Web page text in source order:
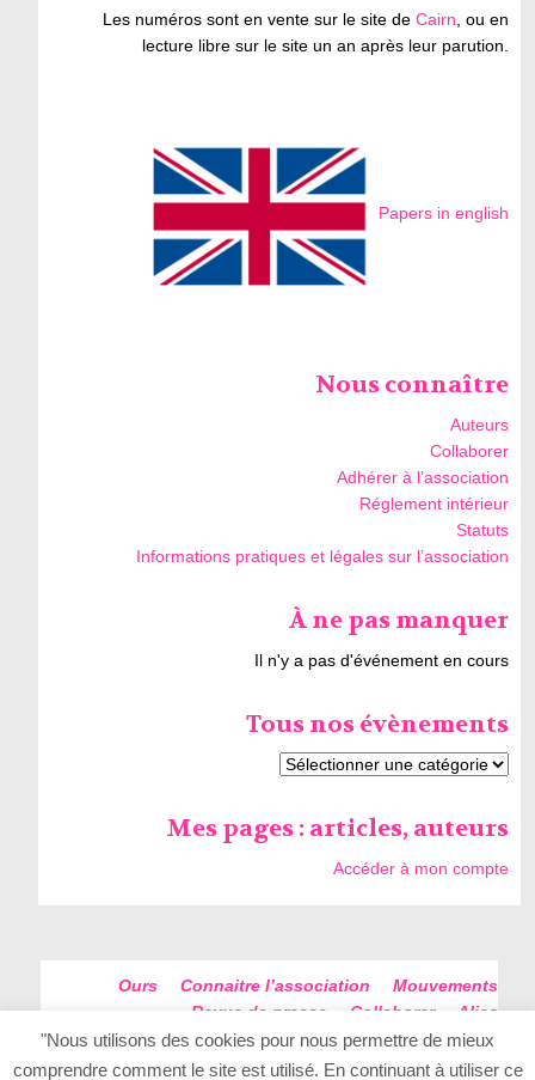
Les numéros sont en vente sur le site deCairn , ou en
lecture libre sur le site un an après leur parution.
Papers in english
Nous connaître
Auteurs
Collaborer
Adhérer à l’association
Réglement intérieur
Statuts
Informations pratiques et légales sur l’association
À ne pas manquer
Il n'y a pas d'événement en cours
Tous nos évènements
Mes pages : articles, auteurs
Accéder à mon compte
Ours Connaitre l’association
Mouvements
Revue de presse
Collaborer
Alice
Futur Antérieur
Plan du site
"Nous utilisons des cookies pour nous permettre de mieux
comprendre comment le site est utilisé. En continuant à utiliser ce